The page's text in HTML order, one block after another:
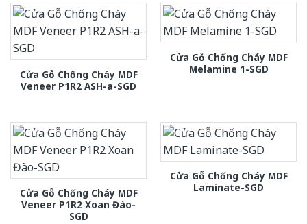
Cửa Gỗ Chống Cháy MDF
Veneer P1R2 ASH-a-SGD
Cửa Gỗ Chống Cháy MDF
Melamine 1-SGD
Cửa Gỗ Chống Cháy MDF
Veneer P1R2 Xoan Đào-
SGD
Cửa Gỗ Chống Cháy MDF
Laminate-SGD